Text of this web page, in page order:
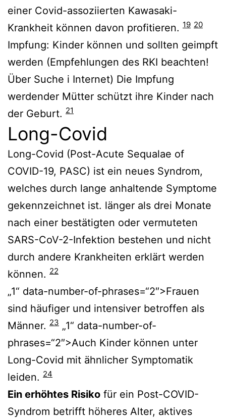
einer Covid-assoziierten Kawasaki-
Krankheit können davon profitieren. 19 20
Impfung: Kinder können und sollten geimpft
werden (Empfehlungen des RKI beachten!
Über Suche i Internet) Die Impfung
werdender Mütter schützt ihre Kinder nach
der Geburt. 21
Long-Covid
Long-Covid (Post-Acute Sequalae of
COVID-19, PASC) ist ein neues Syndrom,
welches durch lange anhaltende Symptome
gekennzeichnet ist. länger als drei Monate
nach einer bestätigten oder vermuteten
SARS-CoV-2-Infektion bestehen und nicht
durch andere Krankheiten erklärt werden
können. 22
„1“ data-number-of-phrases=“2″>Frauen
sind häufiger und intensiver betroffen als
Männer. 23 „1“ data-number-of-
phrases=“2″>Auch Kinder können unter
Long-Covid mit ähnlicher Symptomatik
leiden. 24
Ein erhöhtes Risiko für ein Post-COVID-
Syndrom betrifft höheres Alter, aktives